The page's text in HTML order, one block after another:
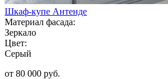
Шкаф-купе Антенде
Материал фасада:
Зеркало
Цвет:
Серый
от 80 000 руб.